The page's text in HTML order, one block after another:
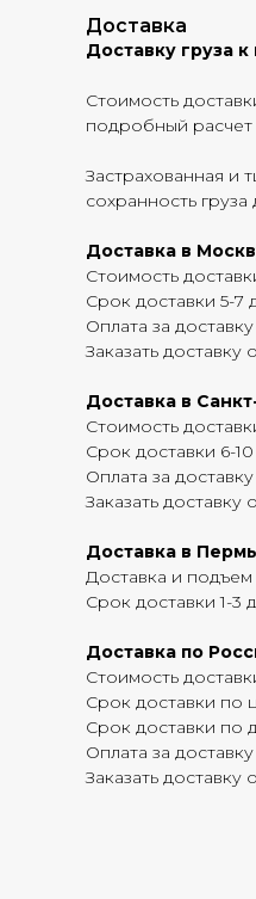
Доставка
Доставку груза
Стоимость
подробный
Застрахованная и
сохранность
Доставка в
Стоимость
Срок доставки 5-7
Оплата за
Заказать
Доставка в
Стоимость
Срок доставки 6-
Оплата за
Заказать
Доставка в Пермь
Доставка и
Срок доставки 1-3
Доставка по
Стоимость
Срок доставки по
Срок доставки по
Оплата за
Заказать